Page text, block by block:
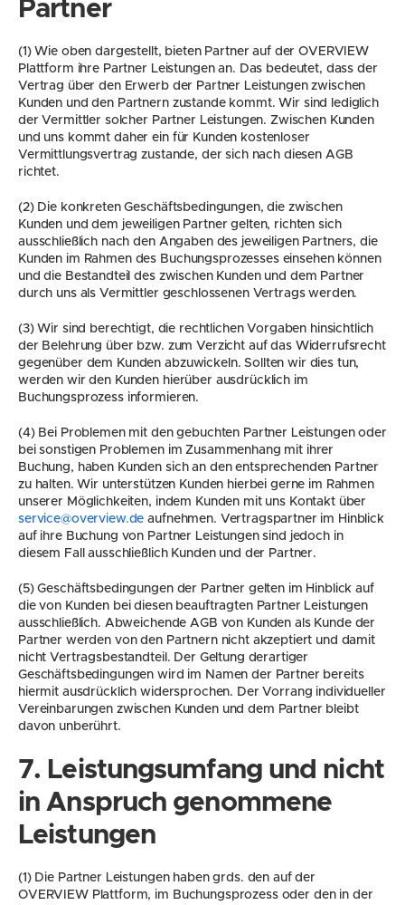
Partner
(1) Wie oben dargestellt, bieten Partner auf der OVERVIEW
Plattform ihre Partner Leistungen an. Das bedeutet, dass der
Vertrag über den Erwerb der Partner Leistungen zwischen
Kunden und den Partnern zustande kommt. Wir sind lediglich
der Vermittler solcher Partner Leistungen. Zwischen Kunden
und uns kommt daher ein für Kunden kostenloser
Vermittlungsvertrag zustande, der sich nach diesen AGB
richtet.
(2) Die konkreten Geschäftsbedingungen, die zwischen
Kunden und dem jeweiligen Partner gelten, richten sich
ausschließlich nach den Angaben des jeweiligen Partners, die
Kunden im Rahmen des Buchungsprozesses einsehen können
und die Bestandteil des zwischen Kunden und dem Partner
durch uns als Vermittler geschlossenen Vertrags werden.
(3) Wir sind berechtigt, die rechtlichen Vorgaben hinsichtlich
der Belehrung über bzw. zum Verzicht auf das Widerrufsrecht
gegenüber dem Kunden abzuwickeln. Sollten wir dies tun,
werden wir den Kunden hierüber ausdrücklich im
Buchungsprozess informieren.
(4) Bei Problemen mit den gebuchten Partner Leistungen oder
bei sonstigen Problemen im Zusammenhang mit ihrer
Buchung, haben Kunden sich an den entsprechenden Partner
zu halten. Wir unterstützen Kunden hierbei gerne im Rahmen
service@overview.de aufnehmen. Vertragspartner im Hinblick
auf ihre Buchung von Partner Leistungen sind jedoch in
diesem Fall ausschließlich Kunden und der Partner.
(5) Geschäftsbedingungen der Partner gelten im Hinblick auf
die von Kunden bei diesen beauftragten Partner Leistungen
ausschließlich. Abweichende AGB von Kunden als Kunde der
Partner werden von den Partnern nicht akzeptiert und damit
nicht Vertragsbestandteil. Der Geltung derartiger
Geschäftsbedingungen wird im Namen der Partner bereits
hiermit ausdrücklich widersprochen. Der Vorrang individueller
Vereinbarungen zwischen Kunden und dem Partner bleibt
davon unberührt.
7. Leistungsumfang und nicht
in Anspruch genommene
Leistungen
(1) Die Partner Leistungen haben grds. den auf der
OVERVIEW Plattform, im Buchungsprozess oder den in der